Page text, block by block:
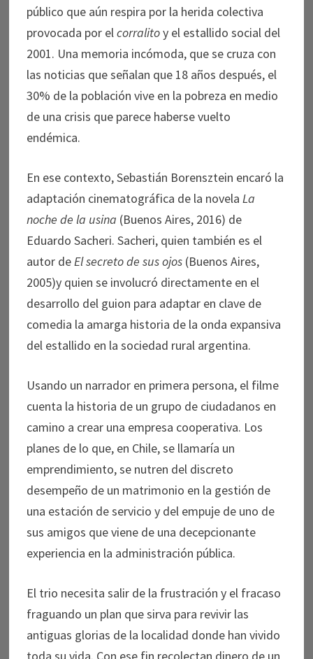
público que aún respira por la herida colectiva
provocada por elcorralitoy el estallido social del
2001. Una memoria incómoda, que se cruza con
las noticias que señalan que 18 años después, el
30% de la población vive en la pobreza en medio
de una crisis que parece haberse vuelto
endémica.
En ese contexto, Sebastián Borensztein encaró la
adaptación cinematográfica de la novela La
noche de la usina (Buenos Aires, 2016) de
Eduardo Sacheri. Sacheri, quien también es el
autor deEl secreto de sus ojos(Buenos Aires,
2005)y quien se involucró directamente en el
desarrollo del guion para adaptar en clave de
comedia la amarga historia de la onda expansiva
del estallido en la sociedad rural argentina.
Usando un narrador en primera persona, el filme
cuenta la historia de un grupo de ciudadanos en
camino a crear una empresa cooperativa. Los
planes de lo que, en Chile, se llamaría un
emprendimiento, se nutren del discreto
desempeño de un matrimonio en la gestión de
una estación de servicio y del empuje de uno de
sus amigos que viene de una decepcionante
experiencia en la administración pública.
El trio necesita salir de la frustración y el fracaso
fraguando un plan que sirva para revivir las
antiguas glorias de la localidad donde han vivido